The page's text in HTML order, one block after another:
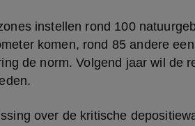
instellen rond 100
komen, rond 85 andere
de norm. Volgend jaar wil de
over de kritische